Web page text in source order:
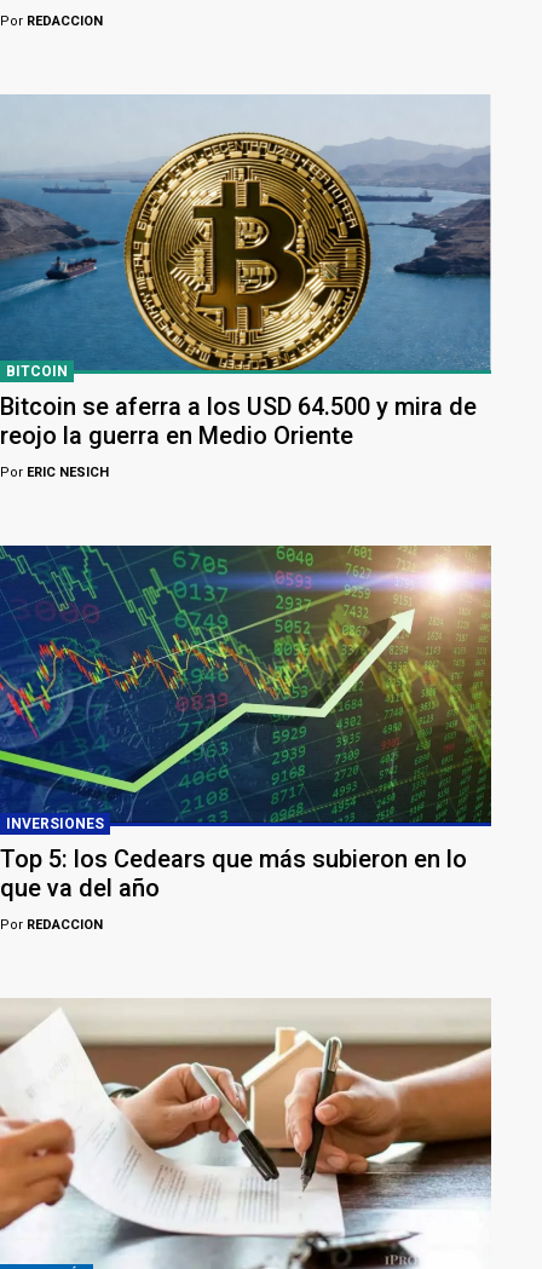
Por REDACCION
BITCOIN
Bitcoin se aferra a los USD 64.500 y mira de
reojo la guerra en Medio Oriente
Por ERIC NESICH
INVERSIONES
Top 5: los Cedears que más subieron en lo
que va del año
Por REDACCION